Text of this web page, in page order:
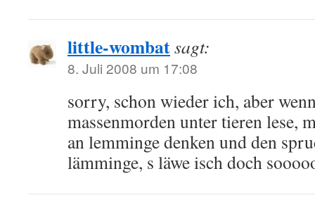
little-wombatsagt:
8. Juli 2008 um 17:08
sorry, schon wieder ich, aber
massenmorden unter tieren lese,
an lemminge denken und den
lämminge, s läwe isch doch